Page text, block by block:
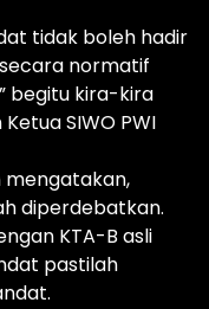
tidak boleh hadir
normatif
begitu kira-kira
SIWO PWI
mengatakan,
diperdebatkan.
KTA-B asli
pastilah